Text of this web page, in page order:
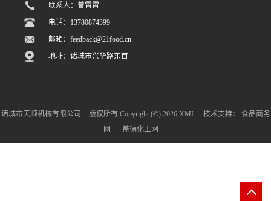
联系人：曾霄霄
电话：13780874399
邮箱：feedback@21food.cn
地址：诸城市兴华路东首
诸城市天顺机械有限公司 版权所有 Copyright (©) 2026 XML 技术支持： 食品商务
网
盖德化工网